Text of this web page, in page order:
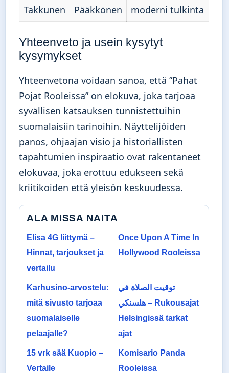
Takkunen
Pääkkönen
moderni tulkinta
Yhteenveto ja usein kysytyt
kysymykset
Yhteenvetona voidaan sanoa, että ”Pahat
Pojat Rooleissa” on elokuva, joka tarjoaa
syvällisen katsauksen tunnistettuihin
suomalaisiin tarinoihin. Näyttelijöiden
panos, ohjaajan visio ja historiallisten
tapahtumien inspiraatio ovat rakentaneet
elokuvaa, joka erottuu edukseen sekä
kriitikoiden että yleisön keskuudessa.
ALA MISSA NAITA
Elisa 4G liittymä –
Hinnat, tarjoukset ja
vertailu
Once Upon A Time In
Hollywood Rooleissa
Karhusino-arvostelu:
mitä sivusto tarjoaa
suomalaiselle
pelaajalle?
توقيت الصلاة في
هلسنكي – Rukousajat
Helsingissä tarkat
ajat
15 vrk sää Kuopio –
Vertaile
Komisario Panda
Rooleissa